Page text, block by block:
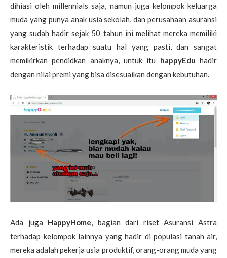
dihiasi oleh millennials saja, namun juga kelompok keluarga
muda yang punya anak usia sekolah, dan perusahaan asuransi
yang sudah hadir sejak 50 tahun ini melihat mereka memiliki
karakteristik terhadap suatu hal yang pasti, dan sangat
memikirkan pendidkan anaknya, untuk itu happyEdu hadir
dengan nilai premi yang bisa disesuaikan dengan kebutuhan.
Ada juga HappyHome, bagian dari riset Asuransi Astra
terhadap kelompok lainnya yang hadir di populasi tanah air,
mereka adalah pekerja usia produktif, orang-orang muda yang